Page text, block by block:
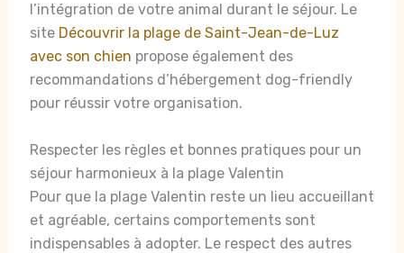
l’intégration de votre animal durant le séjour. Le
site Découvrir la plage de Saint-Jean-de-Luz
avec son chien propose également des
recommandations d’hébergement dog-friendly
pour réussir votre organisation.
Respecter les règles et bonnes pratiques pour un
séjour harmonieux à la plage Valentin
Pour que la plage Valentin reste un lieu accueillant
et agréable, certains comportements sont
indispensables à adopter. Le respect des autres